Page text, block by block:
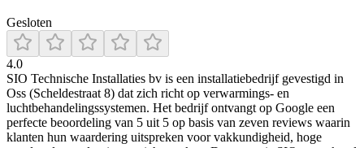
Gesloten
4.0
SIO Technische Installaties bv is een installatiebedrijf gevestigd in
Oss (Scheldestraat 8) dat zich richt op verwarmings- en
luchtbehandelingssystemen. Het bedrijf ontvangt op Google een
perfecte beoordeling van 5 uit 5 op basis van zeven reviews waarin
klanten hun waardering uitspreken voor vakkundigheid, hoge